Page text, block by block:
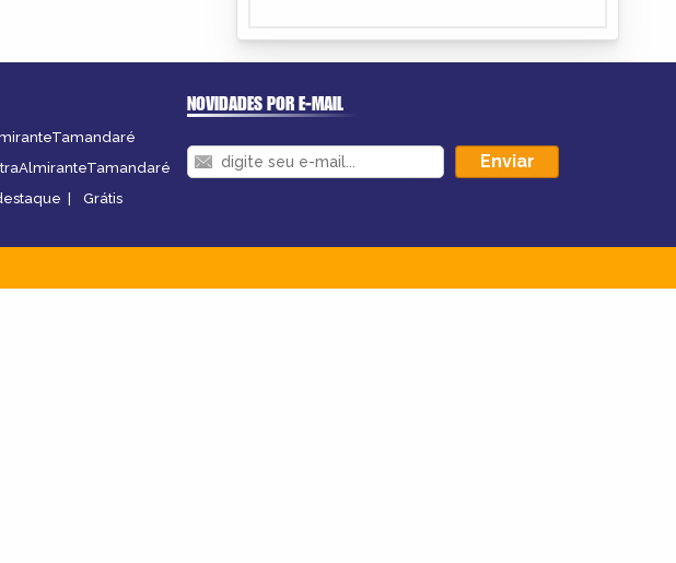
| Grátis
NOVIDADES POR E-MAIL